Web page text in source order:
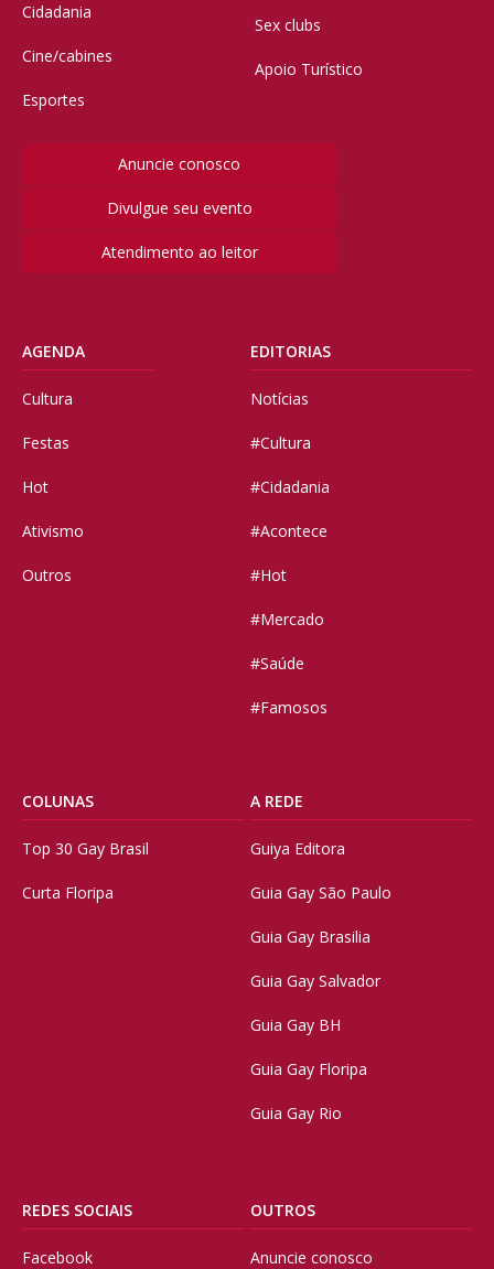
Cidadania
Cine/cabines
Esportes
Sex clubs
Apoio Turístico
Anuncie conosco
Divulgue seu evento
Atendimento ao leitor
AGENDA
Cultura
Festas
Hot
Ativismo
Outros
EDITORIAS
Notícias
#Cultura
#Cidadania
#Acontece
#Hot
#Mercado
#Saúde
#Famosos
COLUNAS
Top 30 Gay Brasil
Curta Floripa
A REDE
Guiya Editora
Guia Gay São Paulo
Guia Gay Brasilia
Guia Gay Salvador
Guia Gay BH
Guia Gay Floripa
Guia Gay Rio
REDES SOCIAIS
Facebook
OUTROS
Anuncie conosco